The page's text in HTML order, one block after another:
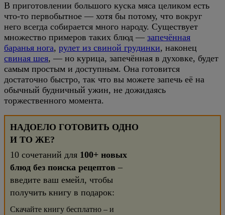
В приготовлении большого куска мяса целиком есть
что-то первобытное — хотя бы потому, что вокруг
него всегда собирается много народу. Существует
множество примеров таких блюд — запечённая
баранья нога, рулет из свиной грудинки, наконец
свиная шея, — но курица, запечённая в духовке, будет
самым простым и доступным. Она готовится
достаточно быстро, так что вы можете запечь её на
обычный будничный ужин, не дожидаясь
торжественного момента.
НАДОЕЛО ГОТОВИТЬ ОДНО
И ТО ЖЕ?
10 сочетаний для 100+ новых
блюд без поиска рецептов –
введите ваш емейл, чтобы
получить книгу в подарок:
Скачайте книгу бесплатно – и